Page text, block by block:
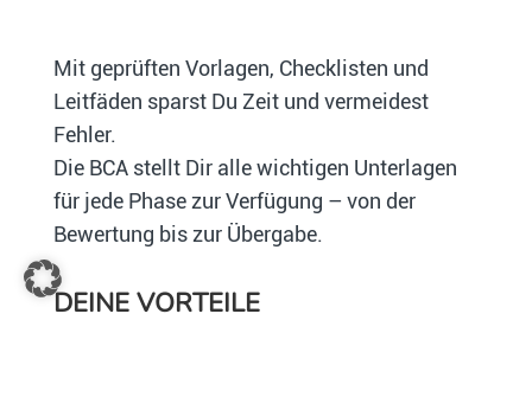
Mit geprüften Vorlagen, Checklisten und
Leitfäden sparst Du Zeit und vermeidest
Fehler.
Die BCA stellt Dir alle wichtigen Unterlagen
für jede Phase zur Verfügung – von der
Bewertung bis zur Übergabe.
DEINE VORTEILE